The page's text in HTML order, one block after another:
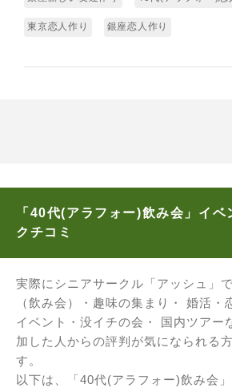
東京恋人作り 銀座恋人作り
「40代(アラフォー)飲み会」イベ
クチコミ
実際にシニアサークル「アッシュ」
（飲み会）・趣味の集まり・ 婚活・
イベント・没イチの会・ 国内ツアー
加した人からの評判が気になられる
す。
以下は、「40代(アラフォー)飲み会